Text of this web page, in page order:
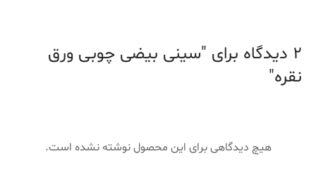
2 دیدگاه برای
سینی بیضی چوبی ورق
نقره
هیچ دیدگاهی برای این محصول نوشته نشده است.